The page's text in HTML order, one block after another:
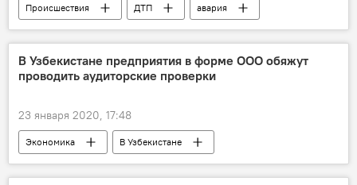
Происшествия ДТП
авария
Россия
узбекистанец
Челябинская область
МИД Узбекистана
В Узбекистане предприятия в форме ООО обяжут
проводить аудиторские проверки
23 января 2020, 17:48
Экономика
В Узбекистане
Экономика
финансы
Узбекистан